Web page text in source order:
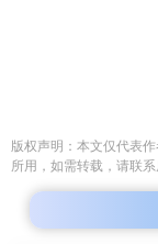
版权声明：本文仅代表
所用，如需转载，请联系